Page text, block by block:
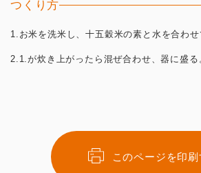
つくり方
1.お米を洗米し、十五穀米の素と水を合わせ
2.1.が炊き上がったら混ぜ合わせ、器に盛る
このページを印刷